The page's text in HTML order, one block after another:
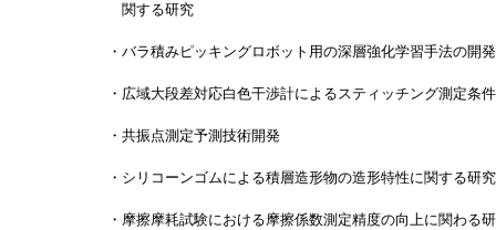
関する研究
・バラ積みピッキングロボット用の深層強化学習手法の開発
・広域大段差対応白色干渉計によるスティッチング測定条件
・共振点測定予測技術開発
・シリコーンゴムによる積層造形物の造形特性に関する研究
・摩擦摩耗試験における摩擦係数測定精度の向上に関わる